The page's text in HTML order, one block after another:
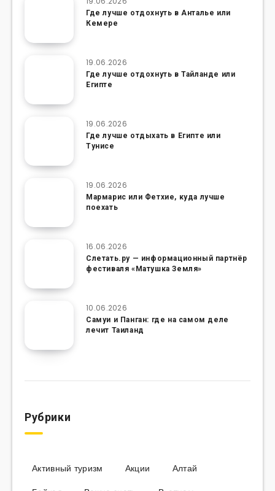
Где лучше отдохнуть в Анталье или
Кемере
19.06.2026
Где лучше отдохнуть в Тайланде или
Египте
19.06.2026
Где лучше отдыхать в Египте или
Тунисе
19.06.2026
Мармарис или Фетхие, куда лучше
поехать
16.06.2026
Слетать.ру — информационный партнёр
фестиваля «Матушка Земля»
10.06.2026
Самуи и Панган: где на самом деле
лечит Таиланд
Рубрики
Активный туризм Акции
Алтай